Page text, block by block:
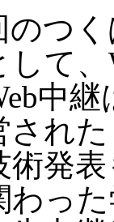
つく
して
中
され
術発
わっ